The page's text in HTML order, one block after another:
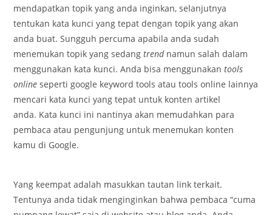
mendapatkan topik yang anda inginkan, selanjutnya
tentukan kata kunci yang tepat dengan topik yang akan
anda buat. Sungguh percuma apabila anda sudah
menemukan topik yang sedangtrendnamun salah dalam
menggunakan kata kunci. Anda bisa menggunakantools
online seperti google keyword tools atau tools online lainnya
mencari kata kunci yang tepat untuk konten artikel
anda. Kata kunci ini nantinya akan memudahkan para
pembaca atau pengunjung untuk menemukan konten
kamu di Google.
Yang keempat adalah masukkan tautan link terkait.
Tentunya anda tidak menginginkan bahwa pembaca “cuma